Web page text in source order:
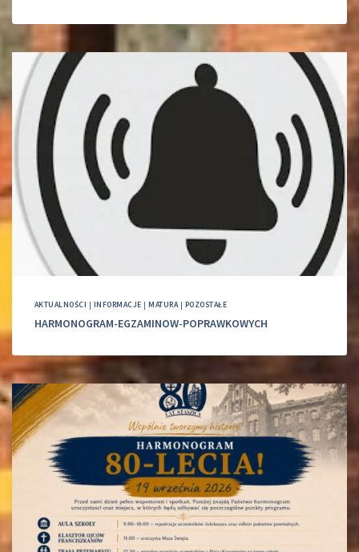
AKTUALNOŚCI | INFORMACJE |MATURA | POZOSTAŁE
HARMONOGRAM-EGZAMINOW-POPRAWKOWYCH